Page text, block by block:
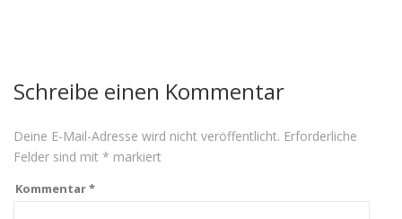
Schreibe einen Kommentar
Deine E-Mail-Adresse wird nicht veröffentlicht. Erforderliche
Felder sind mit * markiert
Kommentar*